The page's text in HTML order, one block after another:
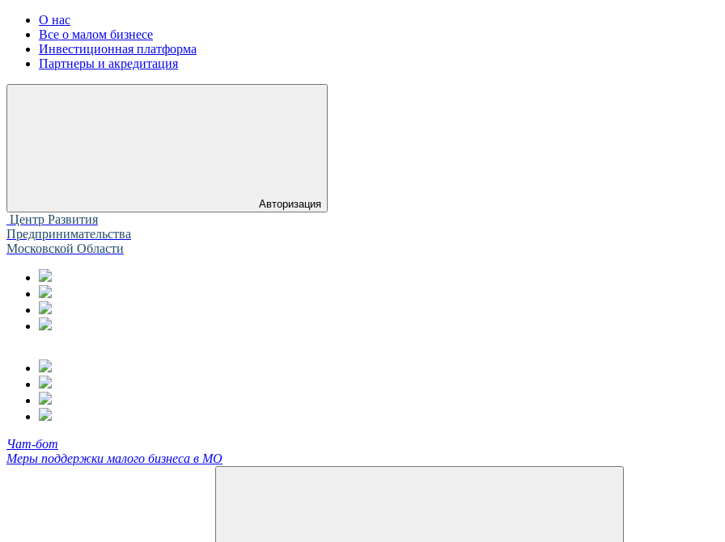
О нас
Все о малом бизнесе
Инвестиционная платформа
Партнеры и акредитация
Авторизация
Центр Развития
Предпринимательства
Московской Области
Чат-бот
Меры поддержки малого бизнеса в МО